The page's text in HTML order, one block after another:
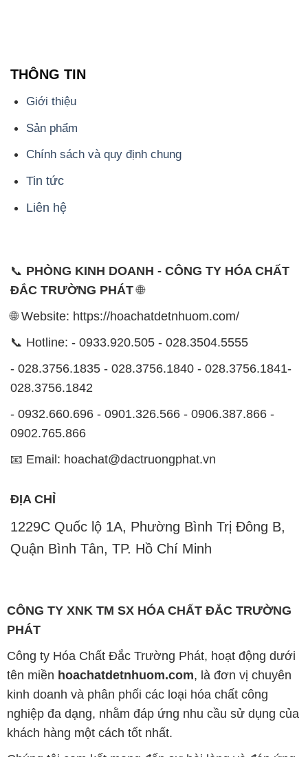
THÔNG TIN
Giới thiệu
Sản phẩm
Chính sách và quy định chung
Tin tức
Liên hệ
📞 PHÒNG KINH DOANH - CÔNG TY HÓA CHẤT
ĐẮC TRƯỜNG PHÁT🌐
🌐 Website: https://hoachatdetnhuom.com/
📞 Hotline: - 0933.920.505 - 028.3504.5555
- 028.3756.1835 - 028.3756.1840 - 028.3756.1841-
028.3756.1842
- 0932.660.696 - 0901.326.566 - 0906.387.866 -
0902.765.866
📧 Email: hoachat@dactruongphat.vn
ĐỊA CHỈ
1229C Quốc lộ 1A, Phường Bình Trị Đông B,
Quận Bình Tân, TP. Hồ Chí Minh
CÔNG TY XNK TM SX HÓA CHẤT ĐẮC TRƯỜNG
PHÁT
Công ty Hóa Chất Đắc Trường Phát, hoạt động dưới
tên miền hoachatdetnhuom.com, là đơn vị chuyên
kinh doanh và phân phối các loại hóa chất công
nghiệp đa dạng, nhằm đáp ứng nhu cầu sử dụng của
khách hàng một cách tốt nhất.